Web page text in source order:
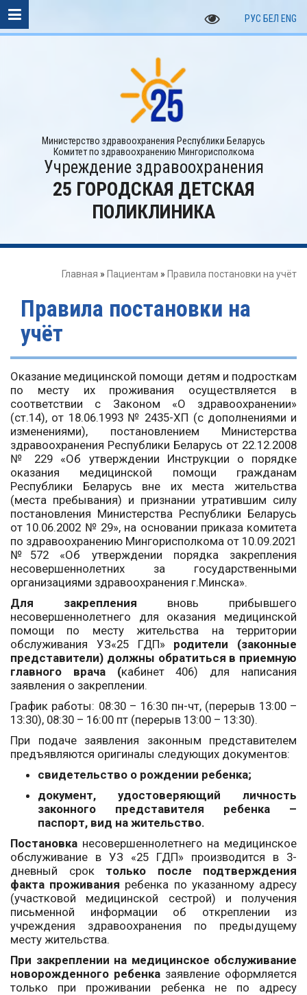
РУС БЕЛ ENG
Министерство здравоохранения Республики Беларусь
Комитет по здравоохранению Мингорисполкома
Учреждение здравоохранения
25 ГОРОДСКАЯ ДЕТСКАЯ
ПОЛИКЛИНИКА
Главная » Пациентам » Правила постановки на учёт
Правила постановки на
учёт
Оказание медицинской помощи детям и подросткам
по месту их проживания осуществляется в
соответствии с Законом «О здравоохранении»
(ст.14), от 18.06.1993 № 2435-ХП (с дополнениями и
изменениями), постановлением Министерства
здравоохранения Республики Беларусь от 22.12.2008
№ 229 «Об утверждении Инструкции о порядке
оказания медицинской помощи гражданам
Республики Беларусь вне их места жительства
(места пребывания) и признании утратившим силу
постановления Министерства Республики Беларусь
от 10.06.2002 № 29», на основании приказа комитета
по здравоохранению Мингорисполкома от 10.09.2021
№572 «Об утверждении порядка закрепления
несовершеннолетних за государственными
организациями здравоохранения г.Минска».
Для закрепления вновь прибывшего
несовершеннолетнего для оказания медицинской
помощи по месту жительства на территории
обслуживания УЗ«25 ГДП» родители (законные
представители) должны обратиться в приемную
главного
врача (кабинет 406) для написания
заявления о закреплении.
График работы: 08:30 – 16:30 пн-чт, (перерыв 13:00 –
13:30), 08:30 – 16:00 пт (перерыв 13:00 – 13:30).
При подаче заявления законным представителем
предъявляются оригиналы следующих документов:
свидетельство о рождении ребенка;
документ, удостоверяющий личность
законного представителя ребенка –
паспорт, вид на жительство.
Постановка несовершеннолетнего на медицинское
обслуживание в УЗ «25 ГДП» производится в 3-
дневный срок только после подтверждения
факта проживания ребенка по указанному адресу
(участковой медицинской сестрой) и получения
письменной информации об откреплении из
учреждения здравоохранения по предыдущему
месту жительства.
При закреплении на медицинское обслуживание
новорожденного ребенка заявление оформляется
только при проживании ребенка не по адресу